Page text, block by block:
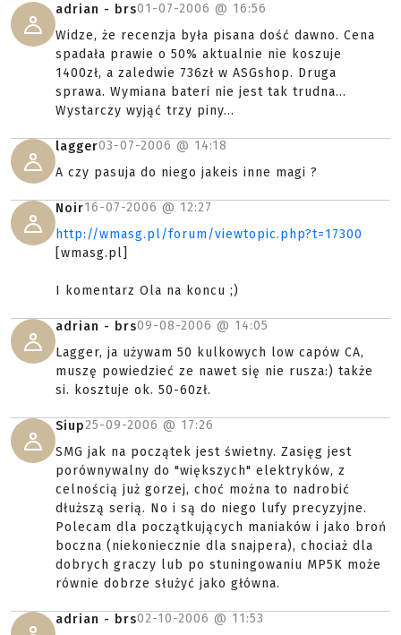
adrian - brs01-07-2006 @ 16:56
Widze, że recenzja była pisana dość dawno. Cena
spadała prawie o 50% aktualnie nie koszuje
1400zł, a zaledwie 736zł w ASGshop. Druga
sprawa. Wymiana bateri nie jest tak trudna...
Wystarczy wyjąć trzy piny...
lagger03-07-2006 @ 14:18
A czy pasuja do niego jakeis inne magi ?
Noir16-07-2006 @ 12:27
http://wmasg.pl/forum/viewtopic.php?t=17300
[wmasg.pl]
I komentarz Ola na koncu ;)
adrian - brs09-08-2006 @ 14:05
Lagger, ja używam 50 kulkowych low capów CA,
muszę powiedzieć ze nawet się nie rusza:) także
si. kosztuje ok. 50-60zł.
Siup25-09-2006 @ 17:26
SMG jak na początek jest świetny. Zasięg jest
porównywalny do "większych" elektryków, z
celnością już gorzej, choć można to nadrobić
dłuższą serią. No i są do niego lufy precyzyjne.
Polecam dla początkujących maniaków i jako broń
boczna (niekoniecznie dla snajpera), chociaż dla
dobrych graczy lub po stuningowaniu MP5K może
równie dobrze służyć jako główna.
adrian - brs02-10-2006 @ 11:53